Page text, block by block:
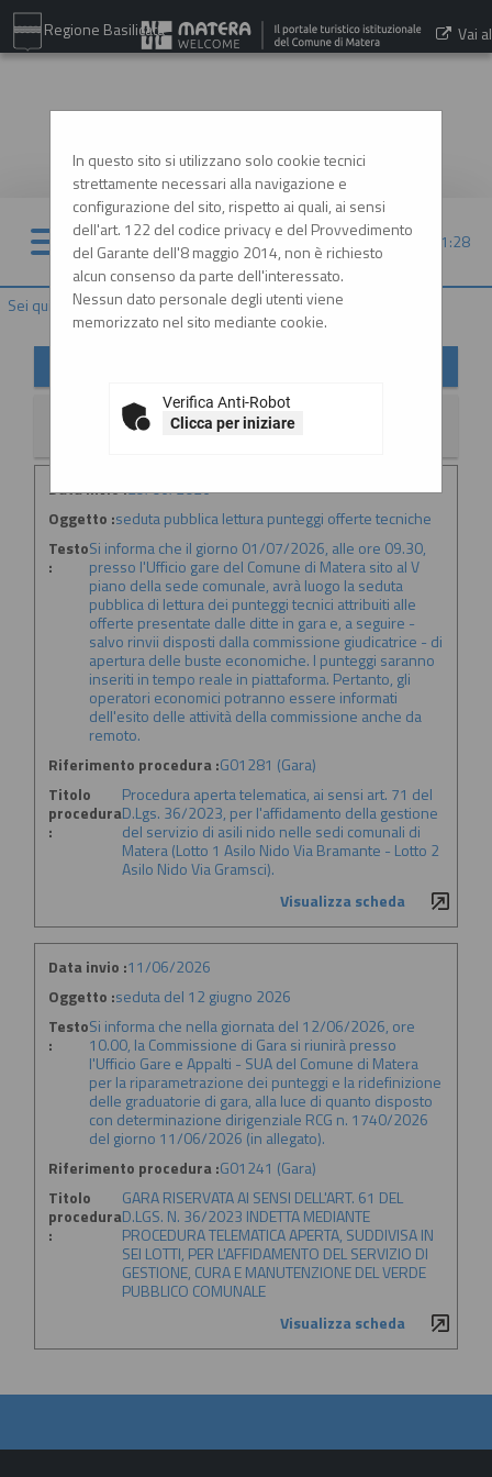
Regione Basilicata Vai al
06/08/2026 11:28
Sei qui: Home»Informazioni»News
In questo sito si utilizzano solo cookie tecnici
strettamente necessari alla navigazione e
configurazione del sito, rispetto ai quali, ai sensi
dell'art. 122 del codice privacy e del Provvedimento
del Garante dell'8 maggio 2014, non è richiesto
alcun consenso da parte dell'interessato.
Nessun dato personale degli utenti viene
memorizzato nel sito mediante cookie.
Verifica Anti-Robot
Clicca per iniziare
La ricerca ha restituito 2 risultati.
Data invio :29/06/2026
Oggetto :seduta pubblica lettura punteggi offerte tecniche
Testo
:
Si informa che il giorno 01/07/2026, alle ore 09.30,
presso l'Ufficio gare del Comune di Matera sito al V
piano della sede comunale, avrà luogo la seduta
pubblica di lettura dei punteggi tecnici attribuiti alle
offerte presentate dalle ditte in gara e, a seguire -
salvo rinvii disposti dalla commissione giudicatrice - di
apertura delle buste economiche. I punteggi saranno
inseriti in tempo reale in piattaforma. Pertanto, gli
operatori economici potranno essere informati
dell'esito delle attività della commissione anche da
remoto.
Riferimento procedura :G01281 (Gara)
Titolo
procedura
:
Procedura aperta telematica, ai sensi art. 71 del
D.Lgs. 36/2023, per l'affidamento della gestione
del servizio di asili nido nelle sedi comunali di
Matera (Lotto 1 Asilo Nido Via Bramante - Lotto 2
Asilo Nido Via Gramsci).
Visualizza scheda
Data invio :11/06/2026
Oggetto :seduta del 12 giugno 2026
Testo
:
Si informa che nella giornata del 12/06/2026, ore
10.00, la Commissione di Gara si riunirà presso
l'Ufficio Gare e Appalti - SUA del Comune di Matera
per la riparametrazione dei punteggi e la ridefinizione
delle graduatorie di gara, alla luce di quanto disposto
con determinazione dirigenziale RCG n. 1740/2026
del giorno 11/06/2026 (in allegato).
Riferimento procedura :G01241 (Gara)
Titolo
procedura
:
GARA RISERVATA AI SENSI DELL'ART. 61 DEL
D.LGS. N. 36/2023 INDETTA MEDIANTE
PROCEDURA TELEMATICA APERTA, SUDDIVISA IN
SEI LOTTI, PER L'AFFIDAMENTO DEL SERVIZIO DI
GESTIONE, CURA E MANUTENZIONE DEL VERDE
PUBBLICO COMUNALE
Visualizza scheda